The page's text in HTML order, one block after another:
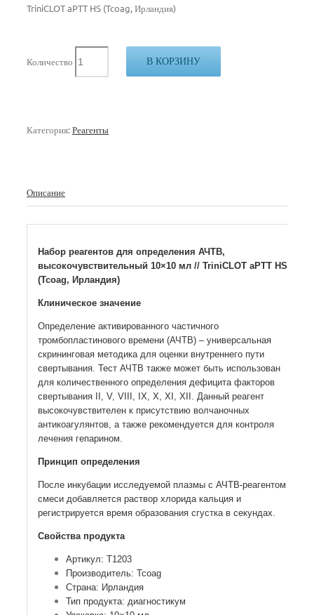
TriniCLOT aPTT HS (Tcoag, Ирландия)
Количество В КОРЗИНУ
Категория:Реагенты
Описание
Набор реагентов для определения АЧТВ,
высокочувствительный 10×10 мл // TriniCLOT aPTT HS
(Tcoag, Ирландия)
Клиническое значение
Определение активированного частичного
тромбопластинового времени (АЧТВ) – универсальная
скрининговая методика для оценки внутреннего пути
свертывания. Тест АЧТВ также может быть использован
для количественного определения дефицита факторов
свертывания II, V, VIII, IX, X, XI, XII. Данный реагент
высокочувствителен к присутствию волчаночных
антикоагулянтов, а также рекомендуется для контроля
лечения гепарином.
Принцип определения
После инкубации исследуемой плазмы с АЧТВ-реагентом к
смеси добавляется раствор хлорида кальция и
регистрируется время образования сгустка в секундах.
Свойства продукта
Артикул: T1203
Производитель: Tcoag
Страна: Ирландия
Тип продукта: диагностикум